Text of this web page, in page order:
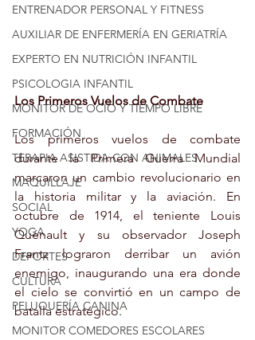
ENTRENADOR PERSONAL Y FITNESS
AUXILIAR DE ENFERMERÍA EN GERIATRÍA
EXPERTO EN NUTRICIÓN INFANTIL
PSICOLOGIA INFANTIL
MONITOR DE OCIO Y TIEMPO LIBRE
FORMACIÓN
TERAPIA ASISTIDA CON ANIMALES
MAQUILLAJE
SOCIAL
YOGA
DEPORTES
CULTURA
PELUQUERÍA CANINA
MONITOR COMEDORES ESCOLARES
Los Primeros Vuelos de Combate
Los primeros vuelos de combate
durante la Primera Guerra Mundial
marcaron un cambio revolucionario en
la historia militar y la aviación. En
octubre de 1914, el teniente Louis
Quénault y su observador Joseph
Frantz lograron derribar un avión
enemigo, inaugurando una era donde
el cielo se convirtió en un campo de
batalla estratégico.